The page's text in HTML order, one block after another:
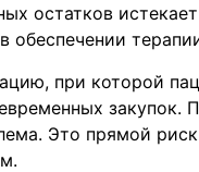
остатков
обеспечении
при которой
Это прямой